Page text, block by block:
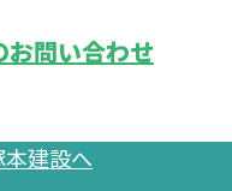
お問い合わせ
建設へ